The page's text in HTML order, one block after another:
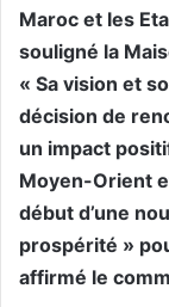
Maroc et les
souligné la
« Sa vision et
décision de
un impact
Moyen-Orient
début d’une
prospérité »
affirmé le